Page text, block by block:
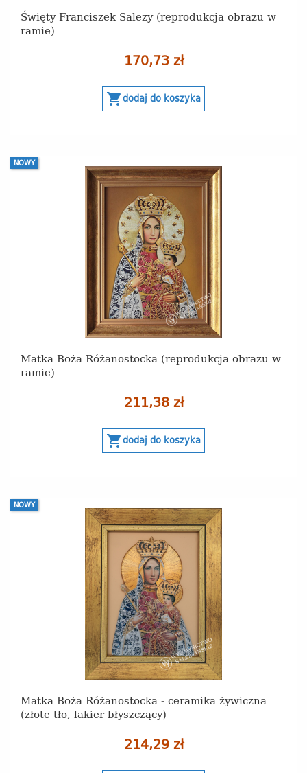
Święty Franciszek Salezy (reprodukcja obrazu w
ramie)
170,73 zł
shopping_cartdodaj do koszyka
Matka Boża Różanostocka (reprodukcja obrazu w
ramie)
211,38 zł
NOWY
shopping_cartdodaj do koszyka
Matka Boża Różanostocka - ceramika żywiczna
(złote tło, lakier błyszczący)
214,29 zł
NOWY